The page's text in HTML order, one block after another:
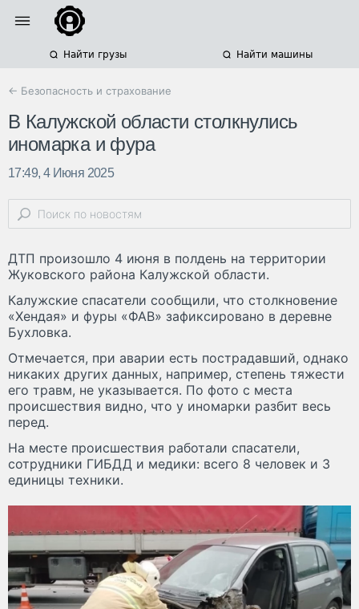
Найти грузы Найти машины
← Безопасность и страхование
В Калужской области столкнулись
иномарка и фура
17:49, 4 Июня 2025
ДТП произошло 4 июня в полдень на территории
Жуковского района Калужской области.
Калужские спасатели сообщили, что столкновение
«Хендая» и фуры «ФАВ» зафиксировано в деревне
Бухловка.
Отмечается, при аварии есть пострадавший, однако
никаких других данных, например, степень тяжести
его травм, не указывается. По фото с места
происшествия видно, что у иномарки разбит весь
перед.
На месте происшествия работали спасатели,
сотрудники ГИБДД и медики: всего 8 человек и 3
единицы техники.